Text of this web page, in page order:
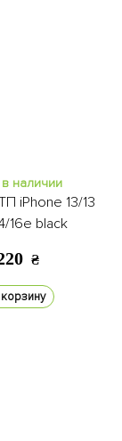
в наличии
iPhone 13/13
16e black
₴